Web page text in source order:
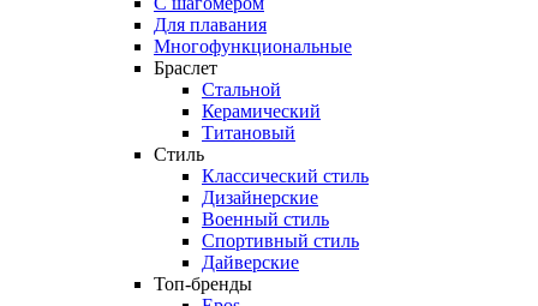
Для плавания
Многофункциональные
Браслет
Стальной
Керамический
Титановый
Стиль
Классический стиль
Дизайнерские
Военный стиль
Спортивный стиль
Дайверские
Топ-бренды